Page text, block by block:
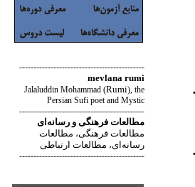
--------------------------------------------
mevlana rumi
Jalaluddin Mohammad (Rumi), the
Persian Sufi poet and Mystic
--------------------------------------------
مطالعات فرهنگی و رسانه‌ای
مطالعات فرهنگی، مطالعات
رسانه‌ای، مطالعات ارتباطی
--------------------------------------------